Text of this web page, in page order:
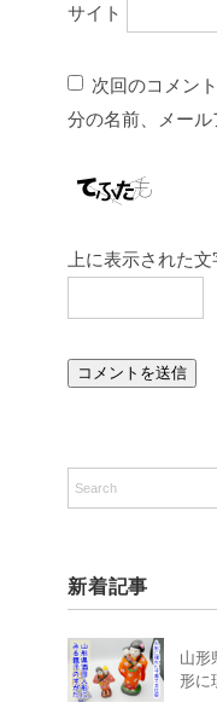
サイト
次回のコメン
分の名前、メール
上に表示された
新着記事
山形
形に